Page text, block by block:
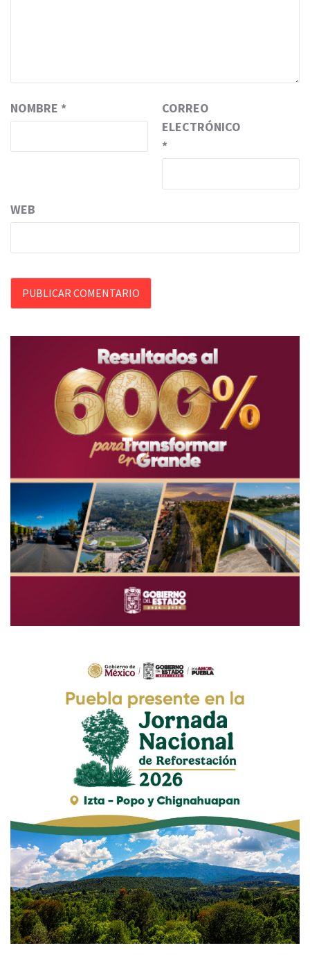
NOMBRE *
CORREO
ELECTRÓNICO
*
WEB